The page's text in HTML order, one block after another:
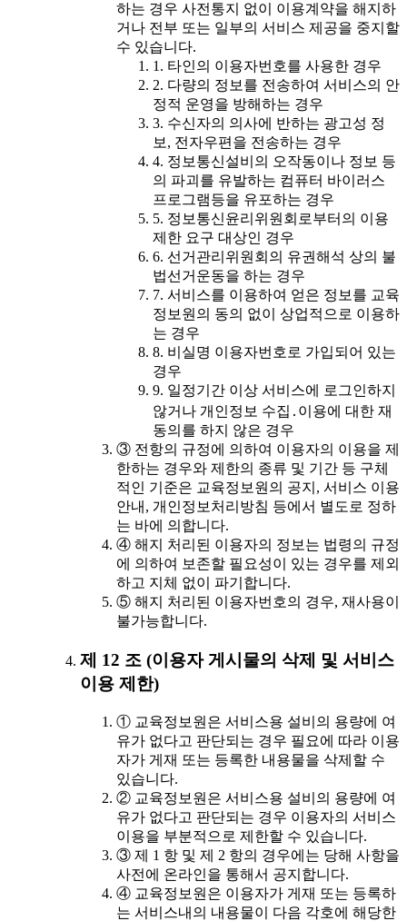
하는 경우 사전통지 없이 이용계약을 해지하
거나 전부 또는 일부의 서비스 제공을 중지할
수 있습니다.
1. 타인의 이용자번호를 사용한 경우
2. 다량의 정보를 전송하여 서비스의 안
정적 운영을 방해하는 경우
3. 수신자의 의사에 반하는 광고성 정
보, 전자우편을 전송하는 경우
4. 정보통신설비의 오작동이나 정보 등
의 파괴를 유발하는 컴퓨터 바이러스
프로그램등을 유포하는 경우
5. 정보통신윤리위원회로부터의 이용
제한 요구 대상인 경우
6. 선거관리위원회의 유권해석 상의 불
법선거운동을 하는 경우
7. 서비스를 이용하여 얻은 정보를 교육
정보원의 동의 없이 상업적으로 이용하
는 경우
8. 비실명 이용자번호로 가입되어 있는
경우
9. 일정기간 이상 서비스에 로그인하지
않거나 개인정보 수집․이용에 대한 재
동의를 하지 않은 경우
③ 전항의 규정에 의하여 이용자의 이용을 제
한하는 경우와 제한의 종류 및 기간 등 구체
적인 기준은 교육정보원의 공지, 서비스 이용
안내, 개인정보처리방침 등에서 별도로 정하
는 바에 의합니다.
④ 해지 처리된 이용자의 정보는 법령의 규정
에 의하여 보존할 필요성이 있는 경우를 제외
하고 지체 없이 파기합니다.
⑤ 해지 처리된 이용자번호의 경우, 재사용이
불가능합니다.
제 12 조 (이용자 게시물의 삭제 및 서비스
이용 제한)
① 교육정보원은 서비스용 설비의 용량에 여
유가 없다고 판단되는 경우 필요에 따라 이용
자가 게재 또는 등록한 내용물을 삭제할 수
있습니다.
② 교육정보원은 서비스용 설비의 용량에 여
유가 없다고 판단되는 경우 이용자의 서비스
이용을 부분적으로 제한할 수 있습니다.
③ 제 1 항 및 제 2 항의 경우에는 당해 사항을
사전에 온라인을 통해서 공지합니다.
④ 교육정보원은 이용자가 게재 또는 등록하
는 서비스내의 내용물이 다음 각호에 해당한